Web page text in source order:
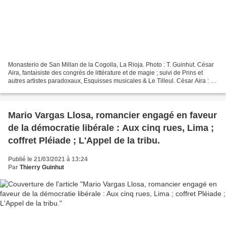
Monasterio de San Millan de la Cogolla, La Rioja. Photo : T. Guinhut. César
Aira, fantaisiste des congrès de littérature et de magie ; suivi de Prins et
autres artistes paradoxaux, Esquisses musicales & Le Tilleul. César Aira : Le
Mario Vargas Llosa, romancier engagé en faveur
de la démocratie libérale : Aux cinq rues, Lima ;
coffret Pléiade ; L'Appel de la tribu.
Publié le 21/03/2021 à 13:24
Par Thierry Guinhut